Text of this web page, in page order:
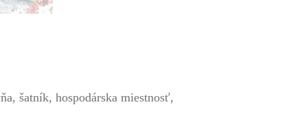
šatník, hospodárska miestnosť,